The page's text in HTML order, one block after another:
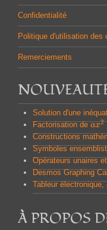
Confidentialité
Politique d'utilisation des
Remerciements
Solution d'une
Factorisation deax2
ax2+
Constructions
Symboles
Opérateurs unaires
Desmos Graphing
Tableur
À PROPOS